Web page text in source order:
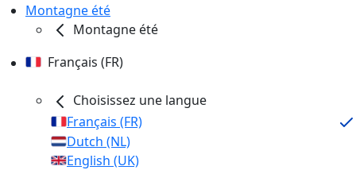
Montagne été
Montagne été
Français (FR)
Choisissez une langue
Français (FR)
Dutch (NL)
English (UK)